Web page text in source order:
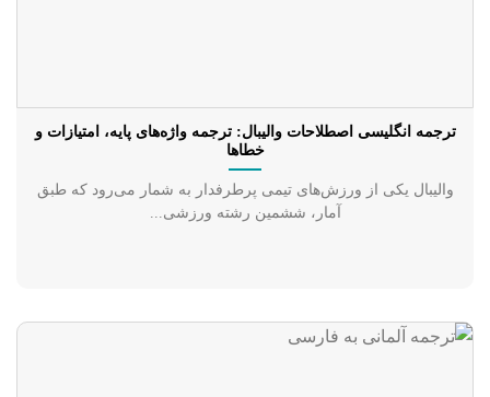
ترجمه انگلیسی اصطلاحات والیبال: ترجمه واژه‌های پایه، امتیازات و
خطاها
والیبال یکی از ورزش‌های تیمی پرطرفدار به شمار می‌رود که طبق
آمار، ششمین رشته ورزشی...